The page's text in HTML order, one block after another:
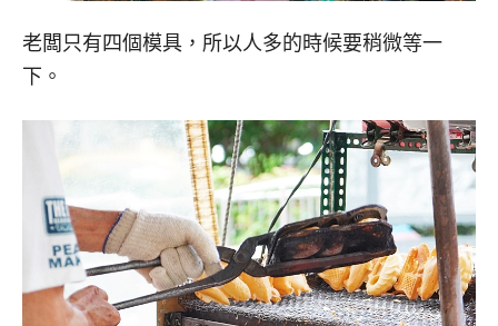
老闆只有四個模具，所以人多的時候要稍微等一
下。